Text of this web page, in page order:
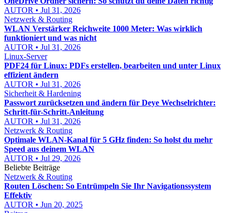
AUTOR • Jul 31, 2026
Netzwerk & Routing
WLAN Verstärker Reichweite 1000 Meter: Was wirklich
funktioniert und was nicht
AUTOR • Jul 31, 2026
Linux-Server
PDF24 für Linux: PDFs erstellen, bearbeiten und unter Linux
effizient ändern
AUTOR • Jul 31, 2026
Sicherheit & Hardening
Passwort zurücksetzen und ändern für Deye Wechselrichter:
Schritt-für-Schritt-Anleitung
AUTOR • Jul 31, 2026
Netzwerk & Routing
Optimale WLAN-Kanal für 5 GHz finden: So holst du mehr
Speed aus deinem WLAN
AUTOR • Jul 29, 2026
Beliebte Beiträge
Netzwerk & Routing
Routen Löschen: So Entrümpeln Sie Ihr Navigationssystem
Effektiv
AUTOR • Jun 20, 2025